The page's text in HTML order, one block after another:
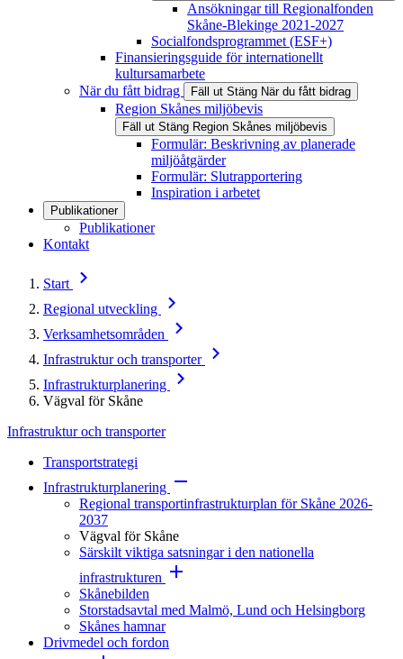
Ansökningar till Regionalfonden
Skåne-Blekinge 2021-2027
Socialfondsprogrammet (ESF+)
Finansieringsguide för internationellt
kultursamarbete
När du fått bidrag
Fäll ut Stäng När du fått bidrag
Region Skånes miljöbevis
Fäll ut Stäng Region Skånes miljöbevis
Formulär: Beskrivning av planerade
miljöåtgärder
Formulär: Slutrapportering
Inspiration i arbetet
Publikationer
Publikationer
Kontakt
Start
Regional utveckling
Verksamhetsområden
Infrastruktur och transporter
Infrastrukturplanering
Vägval för Skåne
Infrastruktur och transporter
Transportstrategi
Infrastrukturplanering
Regional transportinfrastrukturplan för Skåne 2026-
2037
Vägval för Skåne
Särskilt viktiga satsningar i den nationella
infrastrukturen
Skånebilden
Storstadsavtal med Malmö, Lund och Helsingborg
Skånes hamnar
Drivmedel och fordon